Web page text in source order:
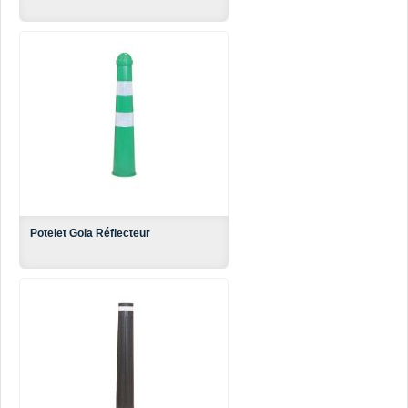
Potelet Gola Réflecteur